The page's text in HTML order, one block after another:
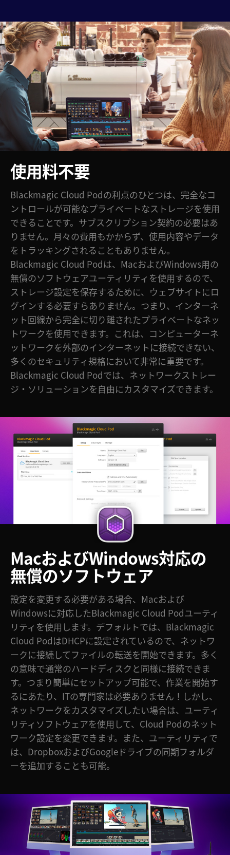
使用料不要
Blackmagic Cloud Podの利点のひとつは、完全なコ
ントロールが可能なプライベートなストレージを使用
できることです。サブスクリプション契約の必要はあ
りません。月々の費用もかからず、使用内容やデータ
をトラッキングされることもありません。
Blackmagic Cloud Podは、MacおよびWindows用の
無償のソフトウェアユーティリティを使用するので、
ストレージ設定を保存するために、ウェブサイトにロ
グインする必要すらありません。つまり、インターネ
ット回線から完全に切り離されたプライベートなネッ
トワークを使用できます。これは、コンピューターネ
ットワークを外部のインターネットに接続できない、
多くのセキュリティ規格において非常に重要です。
Blackmagic Cloud Podでは、ネットワークストレー
ジ・ソリューションを自由にカスタマイズできます。
MacおよびWindows対応の
無償のソフトウェア
設定を変更する必要がある場合、Macおよび
Windowsに対応したBlackmagic Cloud Podユーティ
リティを使用します。デフォルトでは、Blackmagic
Cloud PodはDHCPに設定されているので、ネットワ
ークに接続してファイルの転送を開始できます。多く
の意味で通常のハードディスクと同様に接続できま
す。つまり簡単にセットアップ可能で、作業を開始す
るにあたり、ITの専門家は必要ありません！しかし、
ネットワークをカスタマイズしたい場合は、ユーティ
リティソフトウェアを使用して、Cloud Podのネット
ワーク設定を変更できます。また、ユーティリティで
は、DropboxおよびGoogleドライブの同期フォルダ
ーを追加することも可能。